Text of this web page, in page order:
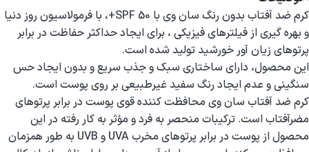
كرم ضد آفتاب بدون رنگ سان وی با SPF 50+، با فرمولاسيون روز دنيا
و بهره گيری از فيلترهای فيزيكي ، برای ايجاد حداكثر حفاظت در برابر
پرتوهای زيان آور خورشيد توليد شده است.
اين محصول، دارای ساختاری سبک و جذب سریع و بدون ایجاد حس
سنگینی و عدم ایجاد رنگ سفید غیرطبیعی بر روی پوست است.
کرم ضد آفتاب سان وی محافظت کننده قوی پوست در برابر پرتوهای
مضرآفتاب است. ترکیبات منحصر به فرد و مؤثر به کار رفته در این
محصول از پوست در برابر پرتوهای مخرب UVA و UVB به طور همزمان